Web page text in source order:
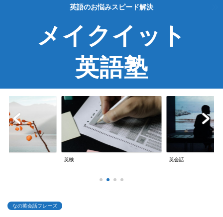
英語のお悩みスピード解決
メイクイット
英語塾
英検 英会話
なの英会話フレーズ